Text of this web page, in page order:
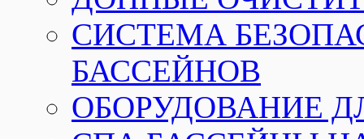
СИСТЕМА
БАССЕЙНОВ
ОБОРУДОВАНИЕ